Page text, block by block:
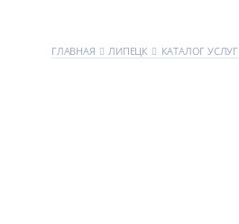
ГЛАВНАЯ ЛИПЕЦК КАТАЛОГ УСЛУГ